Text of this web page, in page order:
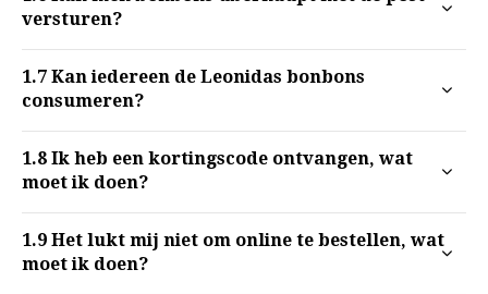
versturen?
1.7 Kan iedereen de Leonidas bonbons
consumeren?
1.8 Ik heb een kortingscode ontvangen, wat
moet ik doen?
1.9 Het lukt mij niet om online te bestellen, wat
moet ik doen?